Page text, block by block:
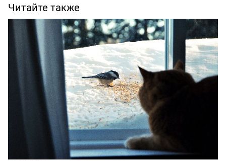
Читайте также